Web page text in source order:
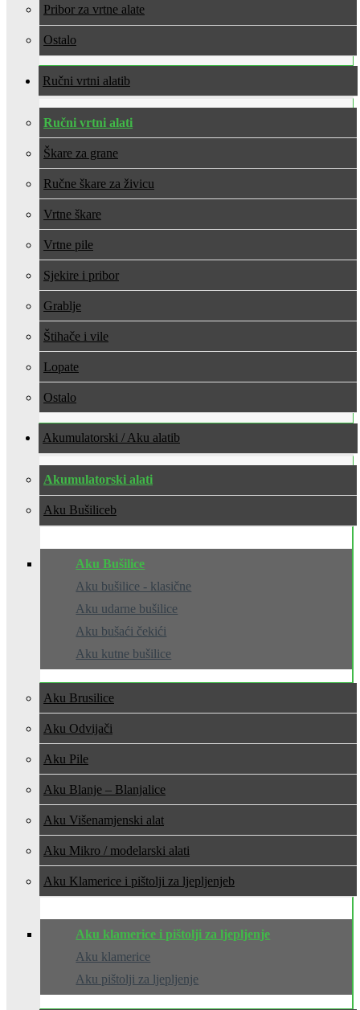
Pribor za vrtne alate
Ostalo
Ručni vrtni alati
Ručni vrtni alati
Škare za grane
Ručne škare za živicu
Vrtne škare
Vrtne pile
Sjekire i pribor
Grablje
Štihače i vile
Lopate
Ostalo
Akumulatorski / Aku alati
Akumulatorski alati
Aku Bušilice
Aku Bušilice
Aku bušilice - klasične
Aku udarne bušilice
Aku bušaći čekići
Aku kutne bušilice
Aku Brusilice
Aku Odvijači
Aku Pile
Aku Blanje – Blanjalice
Aku Višenamjenski alat
Aku Mikro / modelarski alati
Aku Klamerice i pištolji za ljepljenje
Aku klamerice i pištolji za ljepljenje
Aku klamerice
Aku pištolji za ljepljenje